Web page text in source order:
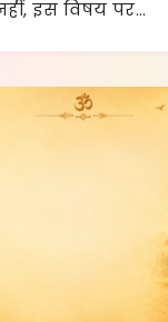
इस विषय पर…